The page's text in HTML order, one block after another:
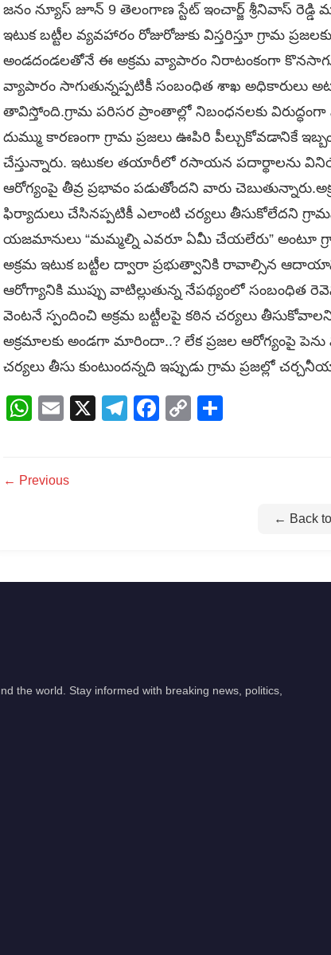
జనం న్యూస్ జూన్ 9 తెలంగాణ స్టేట్ ఇంచార్జ్ శ్రీనివాస్
ఇటుక బట్టీల వ్యవహారం రోజురోజుకు విస్తరిస్తూ గ్రామ
అండదండలతోనే ఈ అక్రమ వ్యాపారం నిరాటంకంగా
వ్యాపారం సాగుతున్నప్పటికీ సంబంధిత శాఖ అధికారులు
తావిస్తోంది.గ్రామ పరిసర ప్రాంతాల్లో నిబంధనలకు విరుద్ధంగా
దుమ్ము కారణంగా గ్రామ ప్రజలు ఊపిరి పీల్చుకోవడానికే
చేస్తున్నారు. ఇటుకల తయారీలో రసాయన పదార్థాలను
ఆరోగ్యంపై తీవ్ర ప్రభావం పడుతోందని వారు
ఫిర్యాదులు చేసినప్పటికీ ఎలాంటి చర్యలు తీసుకోలేదని
యజమానులు “మమ్మల్ని ఎవరూ ఏమీ చేయలేరు” అంటూ
అక్రమ ఇటుక బట్టీల ద్వారా ప్రభుత్వానికి రావాల్సిన
ఆరోగ్యానికి ముప్పు వాటిల్లుతున్న నేపథ్యంలో సంబంధిత
వెంటనే స్పందించి అక్రమ బట్టీలపై కఠిన చర్యలు
అక్రమాలకు అండగా మారిందా..? లేక ప్రజల ఆరోగ్యంపై పెను
చర్యలు తీసు కుంటుందన్నది ఇప్పుడు గ్రామ ప్రజల్లో
WhatsApp
Email
X Telegram
Facebook
Copy
← Previous
← Back
the world. Stay informed with breaking news, politics,